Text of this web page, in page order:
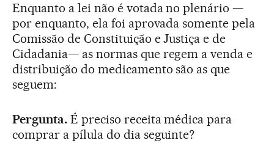
Enquanto a lei não é votada no plenário —
por enquanto, ela foi aprovada somente pela
Comissão de Constituição e Justiça e de
Cidadania— as normas que regem a venda e
distribuição do medicamento são as que
seguem:
Pergunta.É preciso receita médica para
comprar a pílula do dia seguinte?